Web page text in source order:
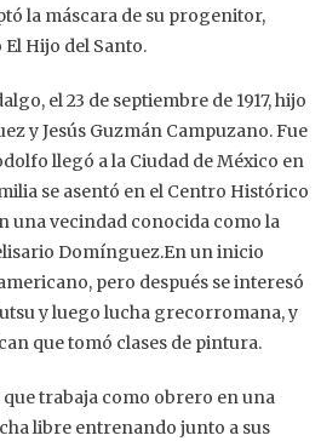
la máscara de su progenitor,
Hijo del Santo.
el 23 de septiembre de 1917, hijo
y Jesús Guzmán Campuzano. Fue
llegó a la Ciudad de México en
se asentó en el Centro Histórico
una vecindad conocida como la
Domínguez.En un inicio
pero después se interesó
y luego lucha grecorromana, y
que tomó clases de pintura.
que trabaja como obrero en una
libre entrenando junto a sus